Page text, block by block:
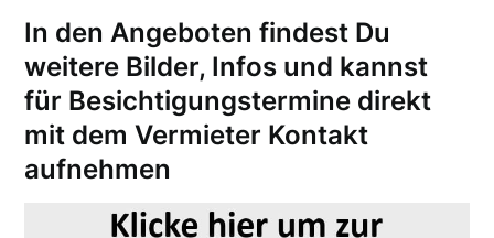
In den Angeboten findest Du
weitere Bilder, Infos und kannst
für Besichtigungstermine direkt
mit dem Vermieter Kontakt
aufnehmen